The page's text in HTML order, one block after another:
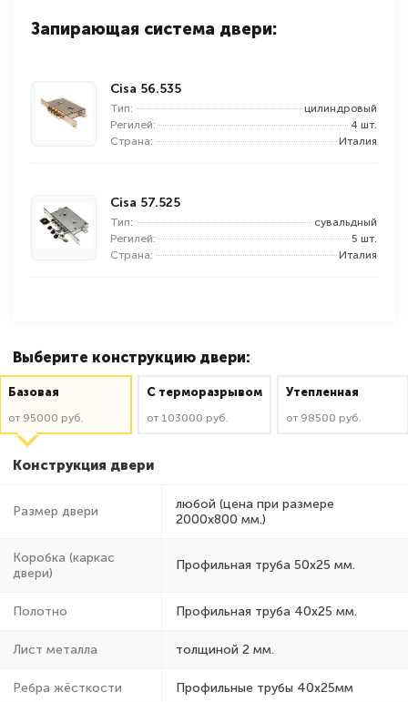
Запирающая система двери:
Cisa 56.535
Тип:
цилиндровый
Регилей:
4 шт.
Страна:
Италия
Cisa 57.525
Тип:
сувальдный
Регилей:
5 шт.
Страна:
Италия
Выберите конструкцию двери:
Базовая
от 95000 руб.
C терморазрывом
от 103000 руб.
Утепленная
от 98500 руб.
Конструкция двери
Размер двери
любой (цена при размере
2000x800 мм.)
Коробка (каркас
двери)
Профильная труба 50х25 мм.
Полотно Профильная труба 40х25 мм.
Лист металла толщиной 2 мм.
Ребра жёсткости Профильные трубы 40х25мм